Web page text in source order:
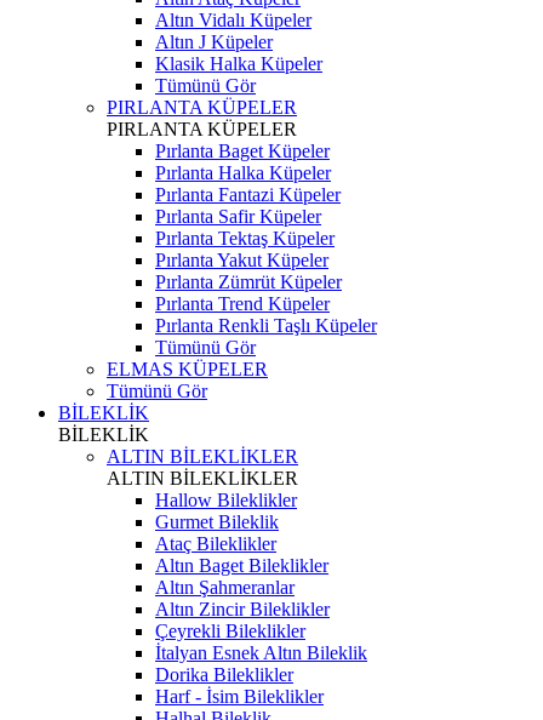
Altın Vidalı Küpeler
Altın J Küpeler
Klasik Halka Küpeler
Tümünü Gör
PIRLANTA KÜPELER
PIRLANTA KÜPELER
Pırlanta Baget Küpeler
Pırlanta Halka Küpeler
Pırlanta Fantazi Küpeler
Pırlanta Safir Küpeler
Pırlanta Tektaş Küpeler
Pırlanta Yakut Küpeler
Pırlanta Zümrüt Küpeler
Pırlanta Trend Küpeler
Pırlanta Renkli Taşlı Küpeler
Tümünü Gör
ELMAS KÜPELER
Tümünü Gör
BİLEKLİK
BİLEKLİK
ALTIN BİLEKLİKLER
ALTIN BİLEKLİKLER
Hallow Bileklikler
Gurmet Bileklik
Ataç Bileklikler
Altın Baget Bileklikler
Altın Şahmeranlar
Altın Zincir Bileklikler
Çeyrekli Bileklikler
İtalyan Esnek Altın Bileklik
Dorika Bileklikler
Harf - İsim Bileklikler